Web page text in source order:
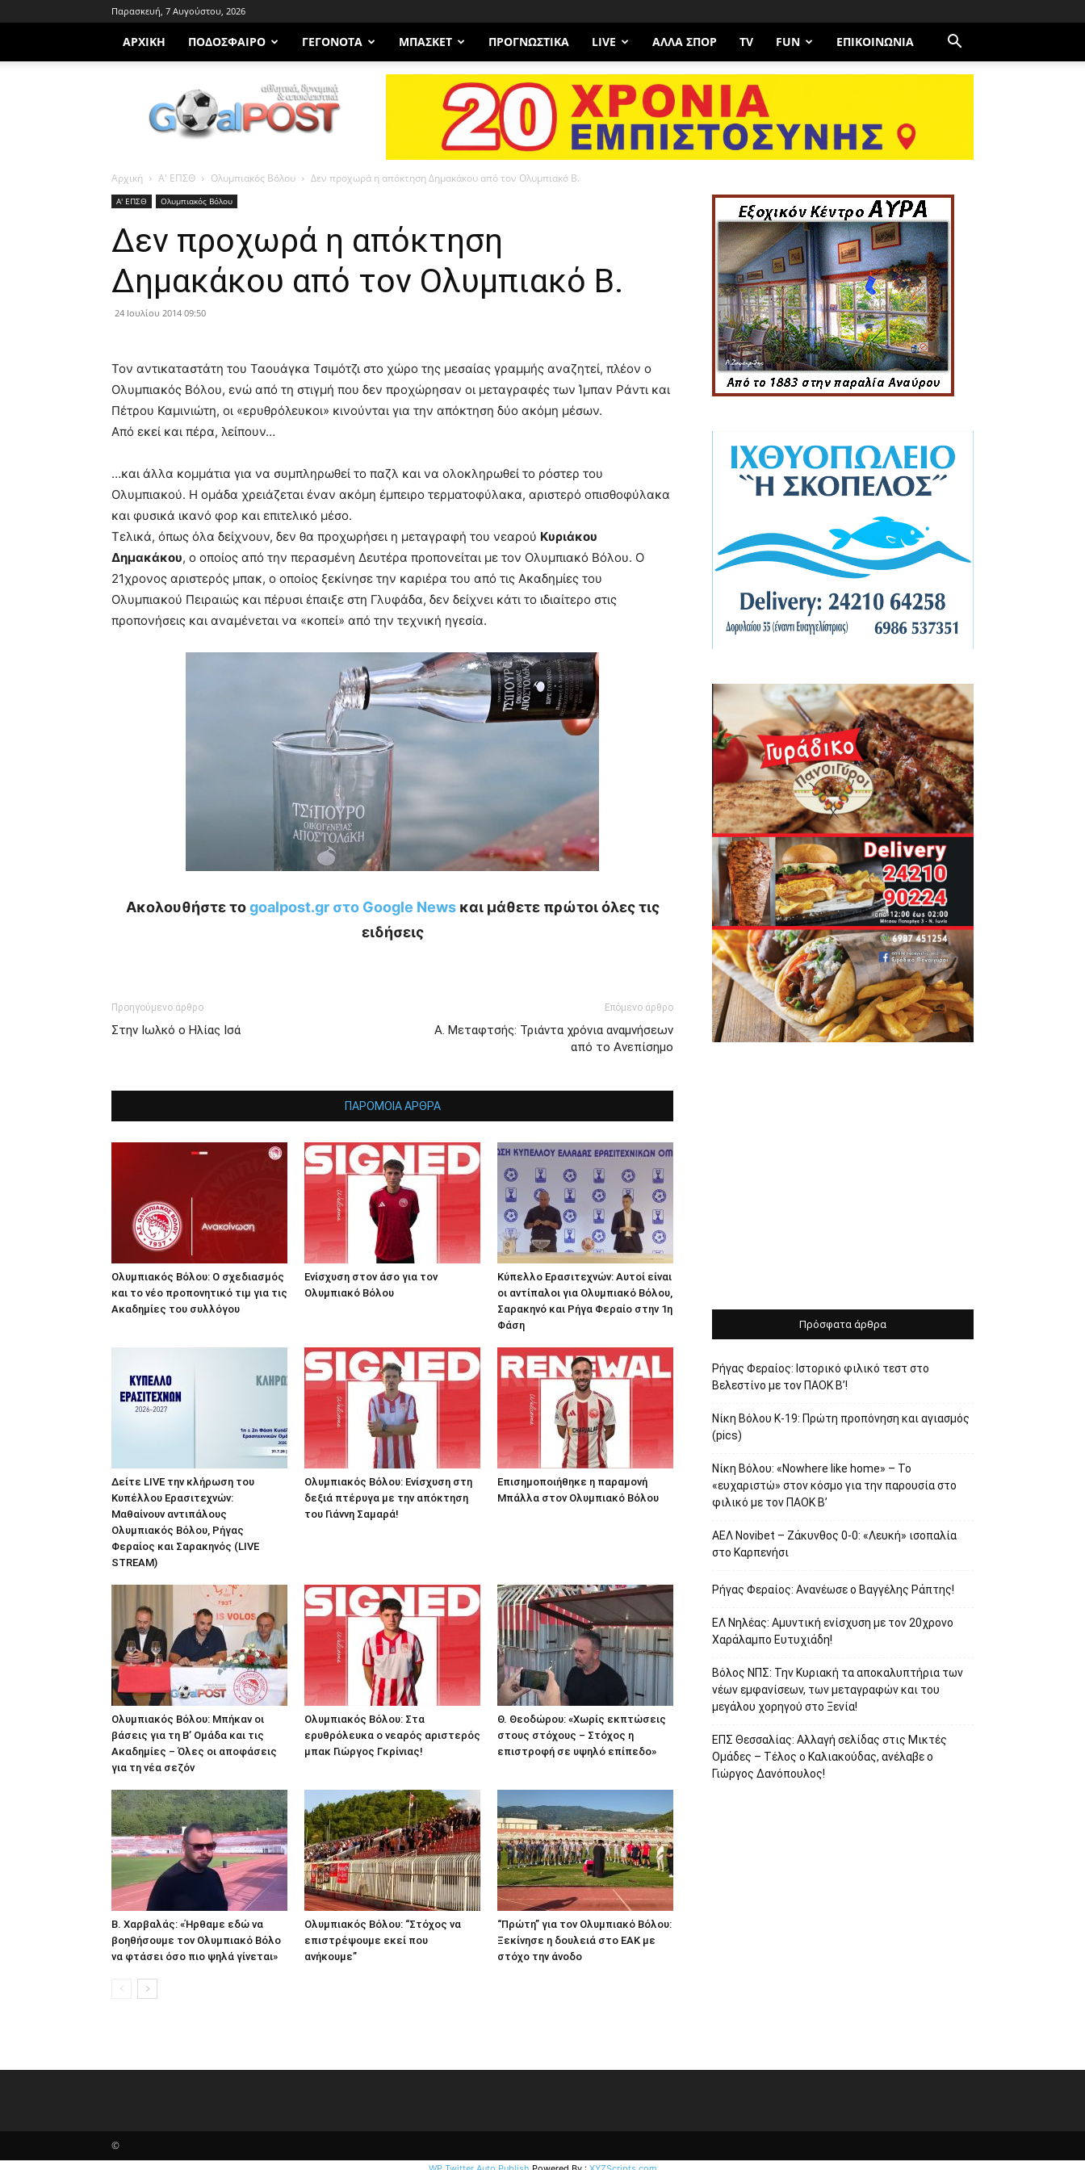
Παρασκευή, 7 Αυγούστου, 2026
ΑΡΧΙΚΗ ΠΟΔΌΣΦΑΙΡΟ ΓΕΓΟΝΌΤΑ ΜΠΆΣΚΕΤ ΠΡΟΓΝΩΣΤΙΚΑ LIVE ΆΛΛΑ ΣΠΟΡ TV FUN ΕΠΙΚΟΙΝΩΝΊΑ
Goalpost.gr
Αρχική Α' ΕΠΣΘ Ολυμπιακός Βόλου Δεν προχωρά η απόκτηση Δημακάκου από τον Ολυμπιακό Β.
Α' ΕΠΣΘ Ολυμπιακός Βόλου
Δεν προχωρά η απόκτηση
Δημακάκου από τον Ολυμπιακό Β.
24 Ιουλίου 2014 09:50
Τον αντικαταστάτη του Ταουάγκα Τσιμότζι στο χώρο της μεσαίας γραμμής αναζητεί, πλέον ο
Ολυμπιακός Βόλου, ενώ από τη στιγμή που δεν προχώρησαν οι μεταγραφές των Ίμπαν Ράντι και
Πέτρου Καμινιώτη, οι «ερυθρόλευκοι» κινούνται για την απόκτηση δύο ακόμη μέσων.
Από εκεί και πέρα, λείπουν…
…και άλλα κομμάτια για να συμπληρωθεί το παζλ και να ολοκληρωθεί το ρόστερ του
Ολυμπιακού. Η ομάδα χρειάζεται έναν ακόμη έμπειρο τερματοφύλακα, αριστερό οπισθοφύλακα
και φυσικά ικανό φορ και επιτελικό μέσο.
Τελικά, όπως όλα δείχνουν, δεν θα προχωρήσει η μεταγραφή του νεαρού Κυριάκου
Δημακάκου, ο οποίος από την περασμένη Δευτέρα προπονείται με τον Ολυμπιακό Βόλου. Ο
21χρονος αριστερός μπακ, ο οποίος ξεκίνησε την καριέρα του από τις Ακαδημίες του
Ολυμπιακού Πειραιώς και πέρυσι έπαιξε στη Γλυφάδα, δεν δείχνει κάτι το ιδιαίτερο στις
προπονήσεις και αναμένεται να «κοπεί» από την τεχνική ηγεσία.
Ακολουθήστε τοgoalpost.gr στο Google Newsκαι μάθετε πρώτοι όλες τις
ειδήσεις
Προηγούμενο άρθρο
Στην Ιωλκό ο Ηλίας Ισά
Επόμενο άρθρο
Α. Μεταφτσής: Τριάντα χρόνια αναμνήσεων
από το Ανεπίσημο
ΠΑΡΟΜΟΙΑ ΑΡΘΡΑ
Ολυμπιακός Βόλου: Ο σχεδιασμός
και το νέο προπονητικό τιμ για τις
Ακαδημίες του συλλόγου
Ενίσχυση στον άσο για τον
Ολυμπιακό Βόλου
Κύπελλο Ερασιτεχνών: Αυτοί είναι
οι αντίπαλοι για Ολυμπιακό Βόλου,
Σαρακηνό και Ρήγα Φεραίο στην 1η
Φάση
Δείτε LIVE την κλήρωση του
Κυπέλλου Ερασιτεχνών:
Μαθαίνουν αντιπάλους
Ολυμπιακός Βόλου, Ρήγας
Φεραίος και Σαρακηνός (LIVE
STREAM)
Ολυμπιακός Βόλου: Ενίσχυση στη
δεξιά πτέρυγα με την απόκτηση
του Γιάννη Σαμαρά!
Επισημοποιήθηκε η παραμονή
Μπάλλα στον Ολυμπιακό Βόλου
Ολυμπιακός Βόλου: Μπήκαν οι
βάσεις για τη Β’ Ομάδα και τις
Ακαδημίες – Όλες οι αποφάσεις
για τη νέα σεζόν
Ολυμπιακός Βόλου: Στα
ερυθρόλευκα ο νεαρός αριστερός
μπακ Γιώργος Γκρίνιας!
Θ. Θεοδώρου: «Χωρίς εκπτώσεις
στους στόχους – Στόχος η
επιστροφή σε υψηλό επίπεδο»
Β. Χαρβαλάς: «Ήρθαμε εδώ να
βοηθήσουμε τον Ολυμπιακό Βόλο
να φτάσει όσο πιο ψηλά γίνεται»
Ολυμπιακός Βόλου: “Στόχος να
επιστρέψουμε εκεί που
ανήκουμε”
“Πρώτη” για τον Ολυμπιακό Βόλου:
Ξεκίνησε η δουλειά στο ΕΑΚ με
στόχο την άνοδο
Πρόσφατα άρθρα
Ρήγας Φεραίος: Ιστορικό φιλικό τεστ στο
Βελεστίνο με τον ΠΑΟΚ Β’!
Νίκη Βόλου Κ-19: Πρώτη προπόνηση και αγιασμός
(pics)
Νίκη Βόλου: «Nowhere like home» – Το
«ευχαριστώ» στον κόσμο για την παρουσία στο
φιλικό με τον ΠΑΟΚ Β’
ΑΕΛ Novibet – Ζάκυνθος 0-0: «Λευκή» ισοπαλία
στο Καρπενήσι
Ρήγας Φεραίος: Ανανέωσε ο Βαγγέλης Ράπτης!
ΕΛ Νηλέας: Αμυντική ενίσχυση με τον 20χρονο
Χαράλαμπο Ευτυχιάδη!
Βόλος ΝΠΣ: Την Κυριακή τα αποκαλυπτήρια των
νέων εμφανίσεων, των μεταγραφών και του
μεγάλου χορηγού στο Ξενία!
ΕΠΣ Θεσσαλίας: Αλλαγή σελίδας στις Μικτές
Ομάδες – Τέλος ο Καλιακούδας, ανέλαβε ο
Γιώργος Δανόπουλος!
©